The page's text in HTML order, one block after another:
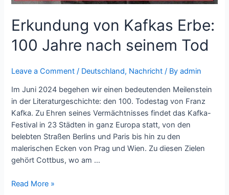
Erkundung von Kafkas Erbe:
100 Jahre nach seinem Tod
Leave a Comment / Deutschland, Nachricht / Byadmin
Im Juni 2024 begehen wir einen bedeutenden Meilenstein
in der Literaturgeschichte: den 100. Todestag von Franz
Kafka. Zu Ehren seines Vermächtnisses findet das Kafka-
Festival in 23 Städten in ganz Europa statt, von den
belebten Straßen Berlins und Paris bis hin zu den
malerischen Ecken von Prag und Wien. Zu diesen Zielen
gehört Cottbus, wo am …
Read More »